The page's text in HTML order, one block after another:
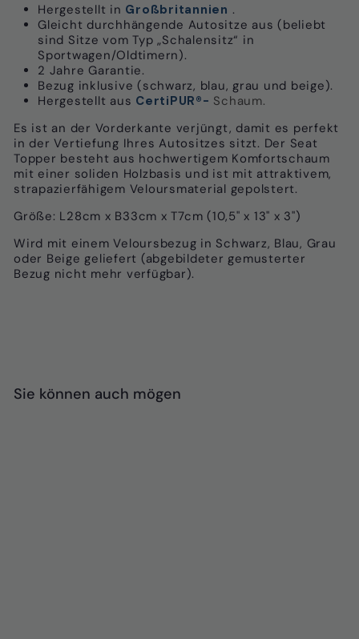
Hergestellt in Großbritannien .
Gleicht durchhängende Autositze aus (beliebt
sind Sitze vom Typ „Schalensitz“ in
Sportwagen/Oldtimern).
2 Jahre Garantie.
Bezug inklusive (schwarz, blau, grau und beige).
Hergestellt aus CertiPUR®- Schaum.
Es ist an der Vorderkante verjüngt, damit es perfekt
in der Vertiefung Ihres Autositzes sitzt. Der Seat
Topper besteht aus hochwertigem Komfortschaum
mit einer soliden Holzbasis und ist mit attraktivem,
strapazierfähigem Veloursmaterial gepolstert.
Größe: L28cm x B33cm x T7cm (10,5" x 13" x 3")
Wird mit einem Veloursbezug in Schwarz, Blau, Grau
oder Beige geliefert (abgebildeter gemusterter
Bezug nicht mehr verfügbar).
Sie können auch mögen